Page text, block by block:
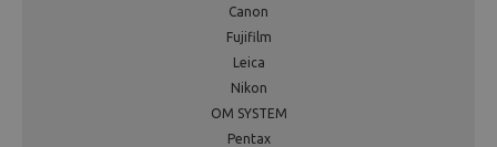
Canon
Fujifilm
Leica
Nikon
OM SYSTEM
Pentax